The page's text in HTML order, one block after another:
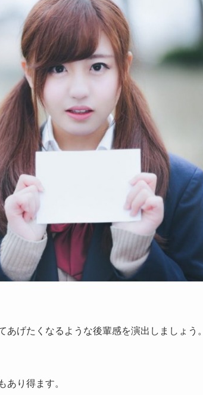
げたくなるような後輩感を演出しましょう。
り得ます。